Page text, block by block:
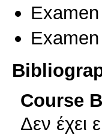
Course
Δεν έχει